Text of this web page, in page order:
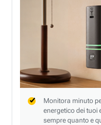
Monitora minuto
energetico dei tuoi
sempre quanto e